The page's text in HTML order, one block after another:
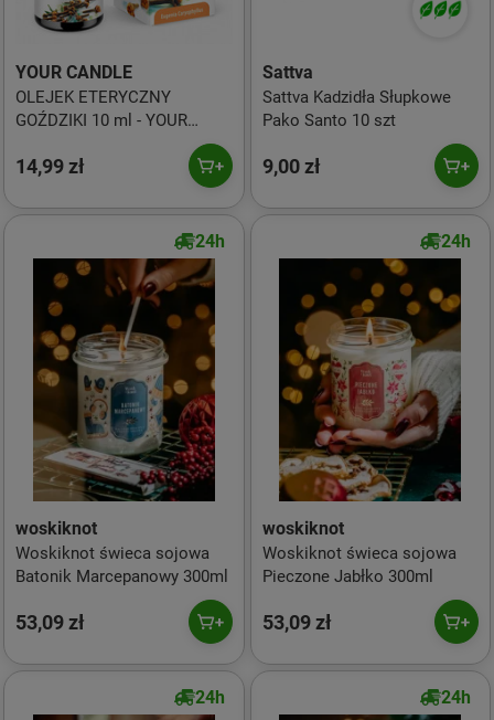
YOUR CANDLE
OLEJEK ETERYCZNY
GOŹDZIKI 10 ml - YOUR
14,99 zł
Sattva
Sattva Kadzidła Słupkowe
Pako Santo 10 szt
9,00 zł
24h
woskiknot
Woskiknot świeca sojowa
Batonik Marcepanowy 300ml
53,09 zł
24h
woskiknot
Woskiknot świeca sojowa
Pieczone Jabłko 300ml
53,09 zł
24h 24h